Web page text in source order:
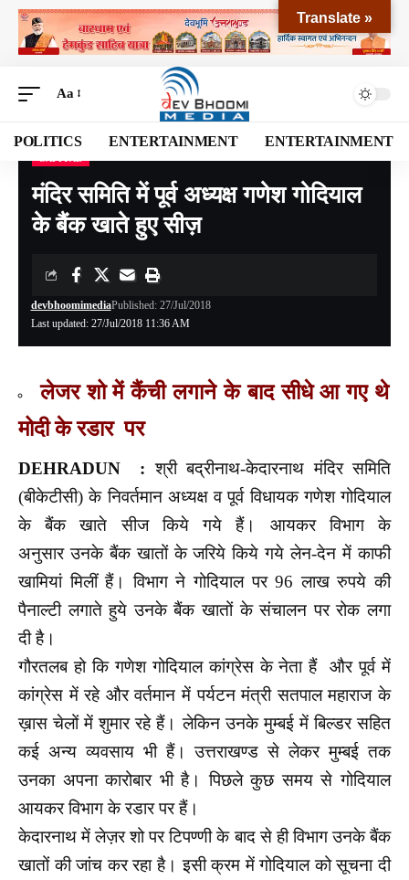
Aa
POLITICS ENTERTAINMENT ENTERTAINMENT
Devbhoomi Media>Blog>NATIONAL>CAPITAL>मंदिर समिति में पूर्व अध्यक्ष गणेश गोदियाल के बैंक खाते हुए सीज़
मंदिर समिति में पूर्व अध्यक्ष गणेश गोदियाल
के बैंक खाते हुए सीज़
Last updated: 27/Jul/2018 11:36 AM
devbhoomimediaPublished: 27/Jul/2018
लेजर शो में कैंची लगाने के बाद सीधे आ गए थे
मोदी के रडार पर
DEHRADUN : श्री बद्रीनाथ-केदारनाथ मंदिर समिति
(बीकेटीसी) के निवर्तमान अध्यक्ष व पूर्व विधायक गणेश गोदियाल
के बैंक खाते सीज किये गये हैं। आयकर विभाग के
अनुसार उनके बैंक खातों के जरिये किये गये लेन-देन में काफी
खामियां मिलीं हैं। विभाग ने गोदियाल पर 96 लाख रुपये की
पैनाल्टी लगाते हुये उनके बैंक खातों के संचालन पर रोक लगा
दी है।
गौरतलब हो कि गणेश गोदियाल कांग्रेस के नेता हैं और पूर्व में
कांग्रेस में रहे और वर्तमान में पर्यटन मंत्री सतपाल महाराज के
ख़ास चेलों में शुमार रहे हैं। लेकिन उनके मुम्बई में बिल्डर सहित
कई अन्य व्यवसाय भी हैं। उत्तराखण्ड से लेकर मुम्बई तक
उनका अपना कारोबार भी है। पिछले कुछ समय से गोदियाल
आयकर विभाग के रडार पर हैं।
केदारनाथ में लेज़र शो पर टिपण्णी के बाद से ही विभाग उनके बैंक
खातों की जांच कर रहा है। इसी क्रम में गोदियाल को सूचना दी
Translate »